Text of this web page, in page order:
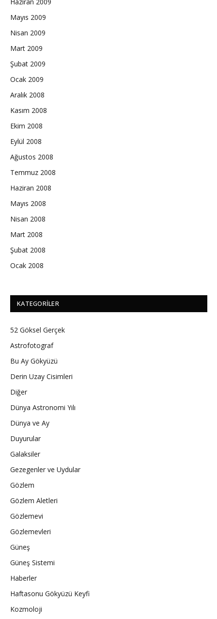
Mayıs 2009
Nisan 2009
Mart 2009
Şubat 2009
Ocak 2009
Aralık 2008
Kasım 2008
Ekim 2008
Eylül 2008
Ağustos 2008
Temmuz 2008
Haziran 2008
Mayıs 2008
Nisan 2008
Mart 2008
Şubat 2008
Ocak 2008
KATEGORILER
52 Göksel Gerçek
Astrofotograf
Bu Ay Gökyüzü
Derin Uzay Cisimleri
Diğer
Dünya Astronomi Yılı
Dünya ve Ay
Duyurular
Galaksiler
Gezegenler ve Uydular
Gözlem
Gözlem Aletleri
Gözlemevi
Gözlemevleri
Güneş
Güneş Sistemi
Haberler
Haftasonu Gökyüzü Keyfi
Kozmoloji